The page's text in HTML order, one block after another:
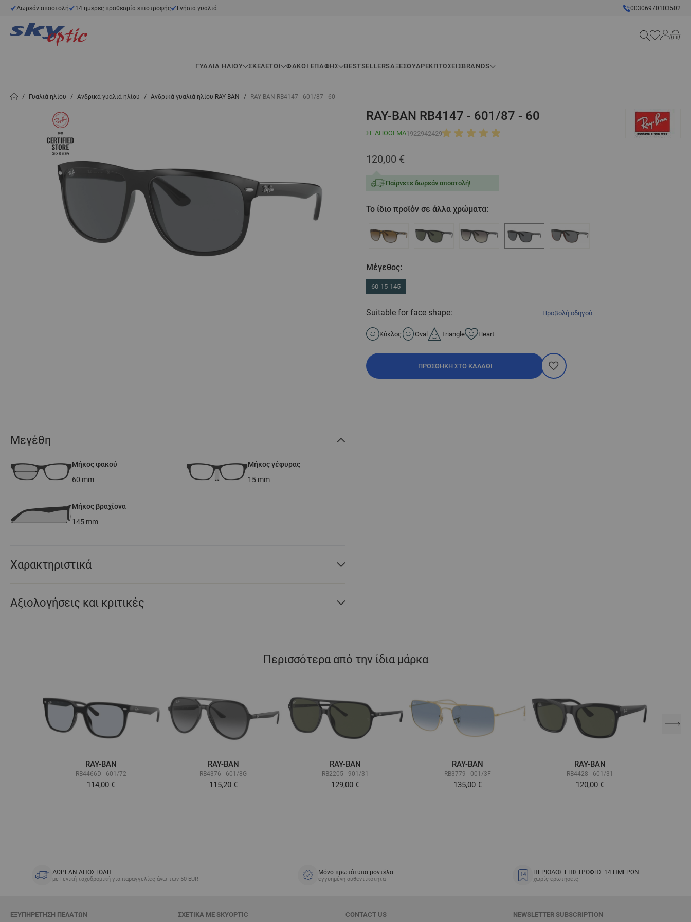
Μετάβαση στο περιεχόμενο
Δωρεάν αποστολή 14 ημέρες προθεσμία επιστροφής Γνήσια γυαλιά 00306970103502
Search
ΓΥΑΛΙΆ ΗΛΊΟΥ ΣΚΕΛΕΤΟΊ ΦΑΚΟΙ ΕΠΑΦΗΣ BESTSELLERSΑΞΕΣΟΥΆΡΕΚΠΤΏΣΕΙΣBRANDS
/ Γυαλιά ηλίου / Ανδρικά γυαλιά ηλίου / Ανδρικά γυαλιά ηλίου RAY-BAN / RAY-BAN RB4147 - 601/87 - 60
RAY-BAN RB4147 - 601/87 - 60
ΣΕ ΑΠΌΘΕΜΑ1922942429
120,00 €
Παίρνετε δωρεάν αποστολή!
Το ίδιο προϊόν σε άλλα χρώματα:
Μέγεθος:
60-15-145
Suitable for face shape: Προβολή οδηγού
Κύκλος Oval Triangle Heart
ΠΡΟΣΘΉΚΗ ΣΤΟ ΚΑΛΆΘΙ
Μεγέθη
Μήκος φακού
60 mm
Μήκος γέφυρας
15 mm
Μήκος βραχίονα
145 mm
Χαρακτηριστικά
Αξιολογήσεις και κριτικές
Περισσότερα από την ίδια μάρκα
RAY-BAN
RB4466D - 601/72
114,00 €
RAY-BAN
RB4376 - 601/8G
115,20 €
RAY-BAN
RB2205 - 901/31
129,00 €
RAY-BAN
RB3779 - 001/3F
135,00 €
RAY-BAN
RB4428 - 601/31
120,00 €
ΔΩΡΕΑΝ ΑΠΟΣΤΟΛΗ
με Γενική ταχυδρομική για παραγγελίες άνω των 50 EUR
Μόνο πρωτότυπα μοντέλα
εγγυημένη αυθεντικότητα
ΠΕΡΙΟΔΟΣ ΕΠΙΣΤΡΟΦΗΣ 14 ΗΜΕΡΩΝ
χωρίς ερωτήσεις
ΕΞΥΠΗΡΈΤΗΣΗ ΠΕΛΑΤΏΝ ΣΧΕΤΙΚΆ ΜΕ SKYOPTIC CONTACT US NEWSLETTER SUBSCRIPTION